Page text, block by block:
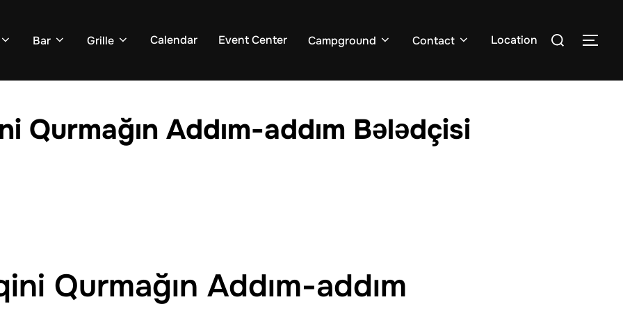
Bar Grille Calendar Event Center Campground Contact Location
Search
for:
Qurmağın Addım-addım Bələdçisi
Qurmağın Addım-addım